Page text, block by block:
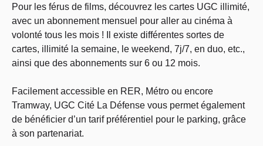
Pour les férus de films, découvrez les cartes UGC illimité,
avec un abonnement mensuel pour aller au cinéma à
volonté tous les mois ! Il existe différentes sortes de
cartes, illimité la semaine, le weekend, 7j/7, en duo, etc.,
ainsi que des abonnements sur 6 ou 12 mois.
Facilement accessible en RER, Métro ou encore
Tramway, UGC Cité La Défense vous permet également
de bénéficier d’un tarif préférentiel pour le parking, grâce
à son partenariat.